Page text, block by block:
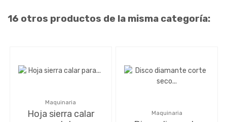
16 otros productos de la misma categoría:
Maquinaria
Hoja sierra calar
Maquinaria